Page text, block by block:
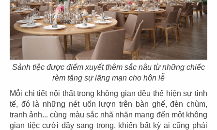
Sảnh tiệc được điểm xuyết thêm sắc nâu từ những chiếc
rèm tăng sự lãng mạn cho hôn lễ
Mỗi chi tiết nội thất trong không gian đều thể hiện sự tinh
tế, đó là những nét uốn lượn trên bàn ghế, đèn chùm,
tranh ảnh... cùng màu sắc nhã nhặn mang đến một không
gian tiệc cưới đầy sang trọng, khiến bất kỳ ai cũng phải
35
EL GAUCHO
CN Thiso Mall
36
EL GAUCHO
CN Hội An